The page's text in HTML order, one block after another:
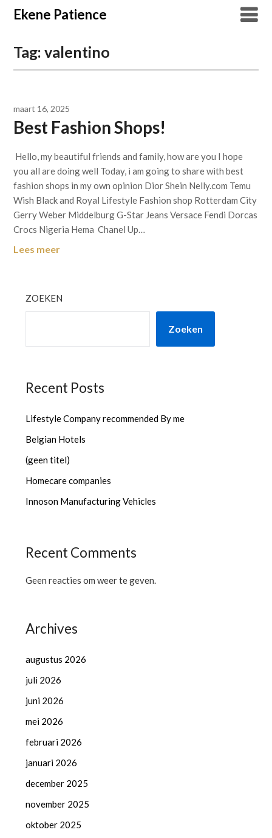
Overslaan
naar
Ekene Patience
Tag:valentino
maart 16, 2025
Best Fashion Shops!
Hello, my beautiful friends and family, how are you I hope
you all are doing well Today, i am going to share with best
fashion shops in my own opinion Dior Shein Nelly.com Temu
Wish Black and Royal Lifestyle Fashion shop Rotterdam City
Gerry Weber Middelburg G-Star Jeans Versace Fendi Dorcas
Crocs Nigeria Hema Chanel Up…
Lees meer
ZOEKEN
Zoeken
Recent Posts
Lifestyle Company recommended By me
Belgian Hotels
(geen titel)
Homecare companies
Innoson Manufacturing Vehicles
Recent Comments
Geen reacties om weer te geven.
Archives
augustus 2026
juli 2026
juni 2026
mei 2026
februari 2026
januari 2026
december 2025
november 2025
oktober 2025